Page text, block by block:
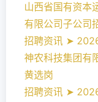
山西省国有资本
有限公司子公司
招聘资讯 ➤
神农科技集团有
黄选岗
招聘资讯 ➤